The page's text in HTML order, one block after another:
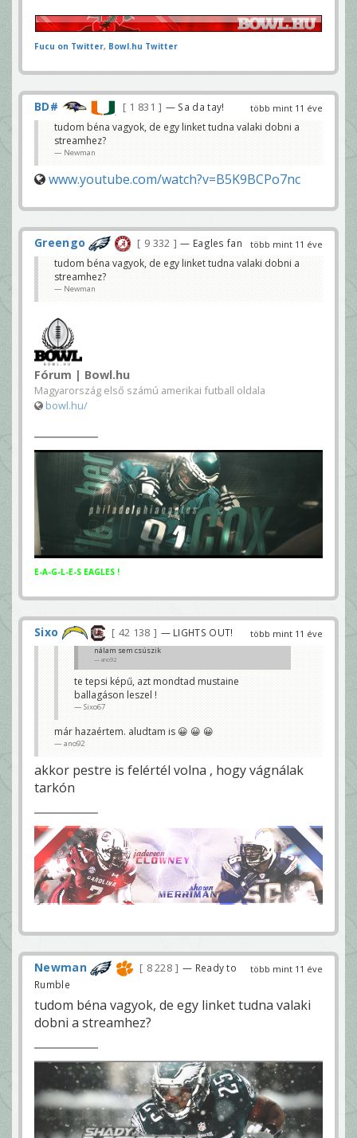
Fucu on Twitter, Bowl.hu Twitter
több mint 11 éve
BD# 1 831 — Sa da tay!
tudom béna vagyok, de egy linket tudna valaki dobni a
streamhez?
Newman
www.youtube.com/watch?v=B5K9BCPo7nc
több mint 11 éve
Greengo 9 332 — Eagles fan
tudom béna vagyok, de egy linket tudna valaki dobni a
streamhez?
Newman
Fórum | Bowl.hu
Magyarország első számú amerikai futball oldala
bowl.hu/
E-A-G-L-E-S EAGLES !
több mint 11 éve
Sixo 42 138 — LIGHTS OUT!
nálam sem csúszik
ano92
te tepsi képű, azt mondtad mustaine
ballagáson leszel !
Sixo67
már hazaértem. aludtam is 😀 😀 😀
ano92
akkor pestre is felértél volna , hogy vágnálak
tarkón
több mint 11 éve
Newman 8 228
— Ready to
Rumble
tudom béna vagyok, de egy linket tudna valaki
dobni a streamhez?